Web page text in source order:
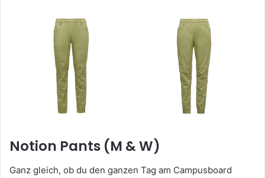
Notion Pants (M & W)
Ganz gleich, ob du den ganzen Tag am Campusboard